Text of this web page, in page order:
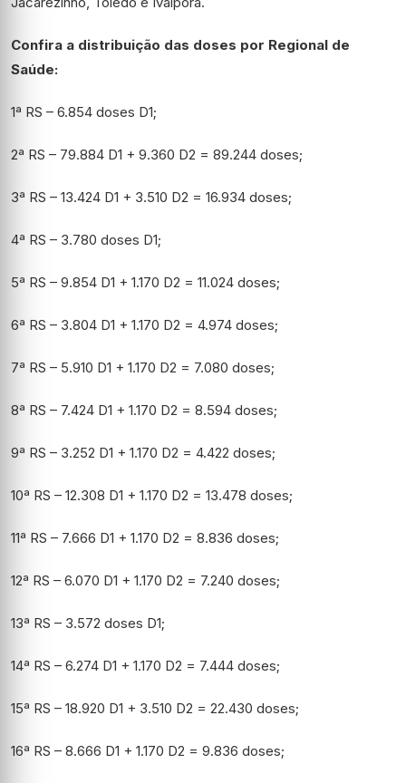
Confira a distribuição das doses por Regional de
Saúde:
1ª RS – 6.854 doses D1;
2ª RS – 79.884 D1 + 9.360 D2 = 89.244 doses;
3ª RS – 13.424 D1 + 3.510 D2 = 16.934 doses;
4ª RS – 3.780 doses D1;
5ª RS – 9.854 D1 + 1.170 D2 = 11.024 doses;
6ª RS – 3.804 D1 + 1.170 D2 = 4.974 doses;
7ª RS – 5.910 D1 + 1.170 D2 = 7.080 doses;
8ª RS – 7.424 D1 + 1.170 D2 = 8.594 doses;
9ª RS – 3.252 D1 + 1.170 D2 = 4.422 doses;
10ª RS – 12.308 D1 + 1.170 D2 = 13.478 doses;
11ª RS – 7.666 D1 + 1.170 D2 = 8.836 doses;
12ª RS – 6.070 D1 + 1.170 D2 = 7.240 doses;
13ª RS – 3.572 doses D1;
14ª RS – 6.274 D1 + 1.170 D2 = 7.444 doses;
15ª RS – 18.920 D1 + 3.510 D2 = 22.430 doses;
16ª RS – 8.666 D1 + 1.170 D2 = 9.836 doses;